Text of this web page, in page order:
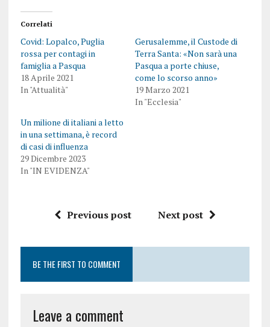
Correlati
Covid: Lopalco, Puglia
rossa per contagi in
famiglia a Pasqua
18 Aprile 2021
In "Attualità"
Gerusalemme, il Custode di
Terra Santa: «Non sarà una
Pasqua a porte chiuse,
come lo scorso anno»
19 Marzo 2021
In "Ecclesia"
Un milione di italiani a letto
in una settimana, è record
di casi di influenza
29 Dicembre 2023
In "IN EVIDENZA"
Previous post Next post
BE THE FIRST TO COMMENT
Leave a comment